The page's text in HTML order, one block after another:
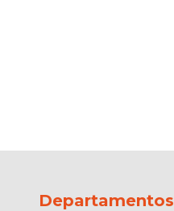
Departamentos